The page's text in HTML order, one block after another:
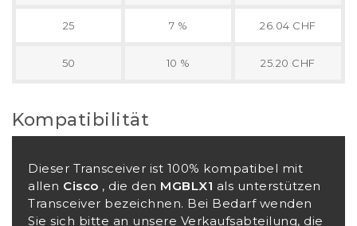
25 7 % 26.04 CHF
50 10 % 25.20 CHF
Kompatibilität
Dieser Transceiver ist 100% kompatibel mit
allen Cisco , die den MGBLX1 als unterstützen
Transceiver bezeichnen. Bei Bedarf wenden
Sie sich bitte an unsere Verkaufsabteilung, die